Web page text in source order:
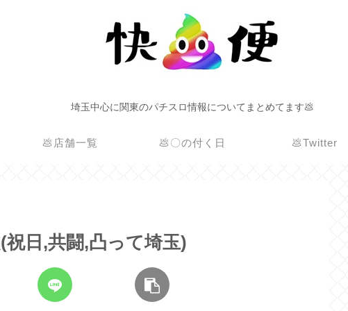
埼玉中心に関東のパチスロ情報についてまとめてます💩
💩店舗一覧 💩〇の付く日 💩Twitter
日,共闘,凸って埼玉)